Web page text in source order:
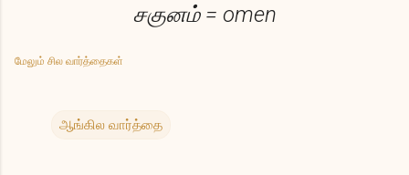
சகுனம் = omen
மேலும் சில வார்த்தைகள்
ஆங்கில வார்த்தை